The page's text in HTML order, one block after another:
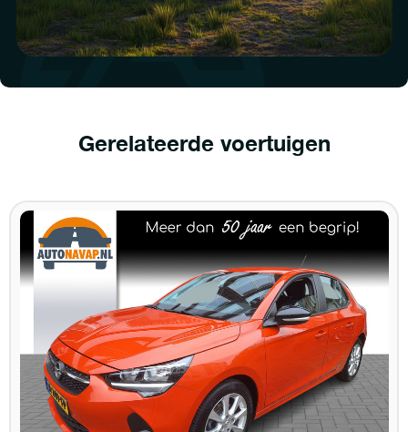
Gerelateerde voertuigen